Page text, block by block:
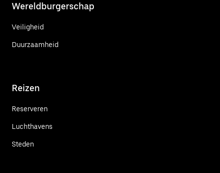
Wereldburgerschap
Veiligheid
Duurzaamheid
Reizen
Reserveren
Luchthavens
Steden